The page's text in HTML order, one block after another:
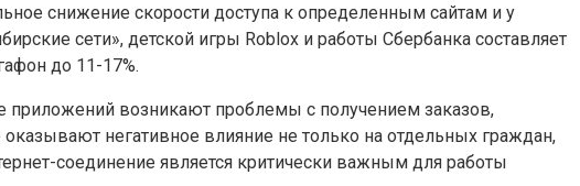
снижение скорости доступа к определенным сайтам и у
сети», детской игры Roblox и работы Сбербанка составляет
до 11-17%.
приложений возникают проблемы с получением заказов,
негативное влияние не только на отдельных граждан,
соединение является критически важным для работы